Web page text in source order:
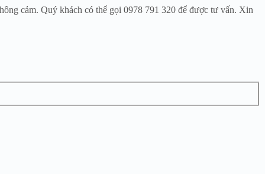
cảm. Quý khách có thể gọi 0978 791 320 để được tư vấn. Xin